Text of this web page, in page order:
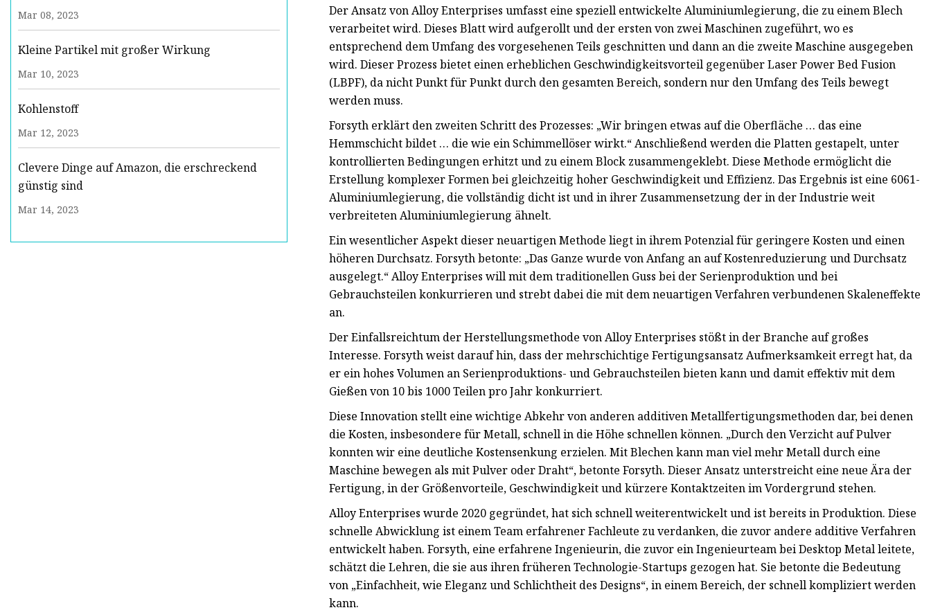
Mar 08, 2023
Kleine Partikel mit großer Wirkung
Mar 10, 2023
Kohlenstoff
Mar 12, 2023
Clevere Dinge auf Amazon, die erschreckend
günstig sind
Mar 14, 2023
Der Ansatz von Alloy Enterprises umfasst eine speziell entwickelte Aluminiumlegierung, die zu einem Blech
verarbeitet wird. Dieses Blatt wird aufgerollt und der ersten von zwei Maschinen zugeführt, wo es
entsprechend dem Umfang des vorgesehenen Teils geschnitten und dann an die zweite Maschine ausgegeben
wird. Dieser Prozess bietet einen erheblichen Geschwindigkeitsvorteil gegenüber Laser Power Bed Fusion
(LBPF), da nicht Punkt für Punkt durch den gesamten Bereich, sondern nur den Umfang des Teils bewegt
werden muss.
Forsyth erklärt den zweiten Schritt des Prozesses: „Wir bringen etwas auf die Oberfläche … das eine
Hemmschicht bildet … die wie ein Schimmellöser wirkt.“ Anschließend werden die Platten gestapelt, unter
kontrollierten Bedingungen erhitzt und zu einem Block zusammengeklebt. Diese Methode ermöglicht die
Erstellung komplexer Formen bei gleichzeitig hoher Geschwindigkeit und Effizienz. Das Ergebnis ist eine 6061-
Aluminiumlegierung, die vollständig dicht ist und in ihrer Zusammensetzung der in der Industrie weit
verbreiteten Aluminiumlegierung ähnelt.
Ein wesentlicher Aspekt dieser neuartigen Methode liegt in ihrem Potenzial für geringere Kosten und einen
höheren Durchsatz. Forsyth betonte: „Das Ganze wurde von Anfang an auf Kostenreduzierung und Durchsatz
ausgelegt.“ Alloy Enterprises will mit dem traditionellen Guss bei der Serienproduktion und bei
Gebrauchsteilen konkurrieren und strebt dabei die mit dem neuartigen Verfahren verbundenen Skaleneffekte
an.
Der Einfallsreichtum der Herstellungsmethode von Alloy Enterprises stößt in der Branche auf großes
Interesse. Forsyth weist darauf hin, dass der mehrschichtige Fertigungsansatz Aufmerksamkeit erregt hat, da
er ein hohes Volumen an Serienproduktions- und Gebrauchsteilen bieten kann und damit effektiv mit dem
Gießen von 10 bis 1000 Teilen pro Jahr konkurriert.
Diese Innovation stellt eine wichtige Abkehr von anderen additiven Metallfertigungsmethoden dar, bei denen
die Kosten, insbesondere für Metall, schnell in die Höhe schnellen können. „Durch den Verzicht auf Pulver
konnten wir eine deutliche Kostensenkung erzielen. Mit Blechen kann man viel mehr Metall durch eine
Maschine bewegen als mit Pulver oder Draht“, betonte Forsyth. Dieser Ansatz unterstreicht eine neue Ära der
Fertigung, in der Größenvorteile, Geschwindigkeit und kürzere Kontaktzeiten im Vordergrund stehen.
Alloy Enterprises wurde 2020 gegründet, hat sich schnell weiterentwickelt und ist bereits in Produktion. Diese
schnelle Abwicklung ist einem Team erfahrener Fachleute zu verdanken, die zuvor andere additive Verfahren
entwickelt haben. Forsyth, eine erfahrene Ingenieurin, die zuvor ein Ingenieurteam bei Desktop Metal leitete,
schätzt die Lehren, die sie aus ihren früheren Technologie-Startups gezogen hat. Sie betonte die Bedeutung
von „Einfachheit, wie Eleganz und Schlichtheit des Designs“, in einem Bereich, der schnell kompliziert werden
kann.